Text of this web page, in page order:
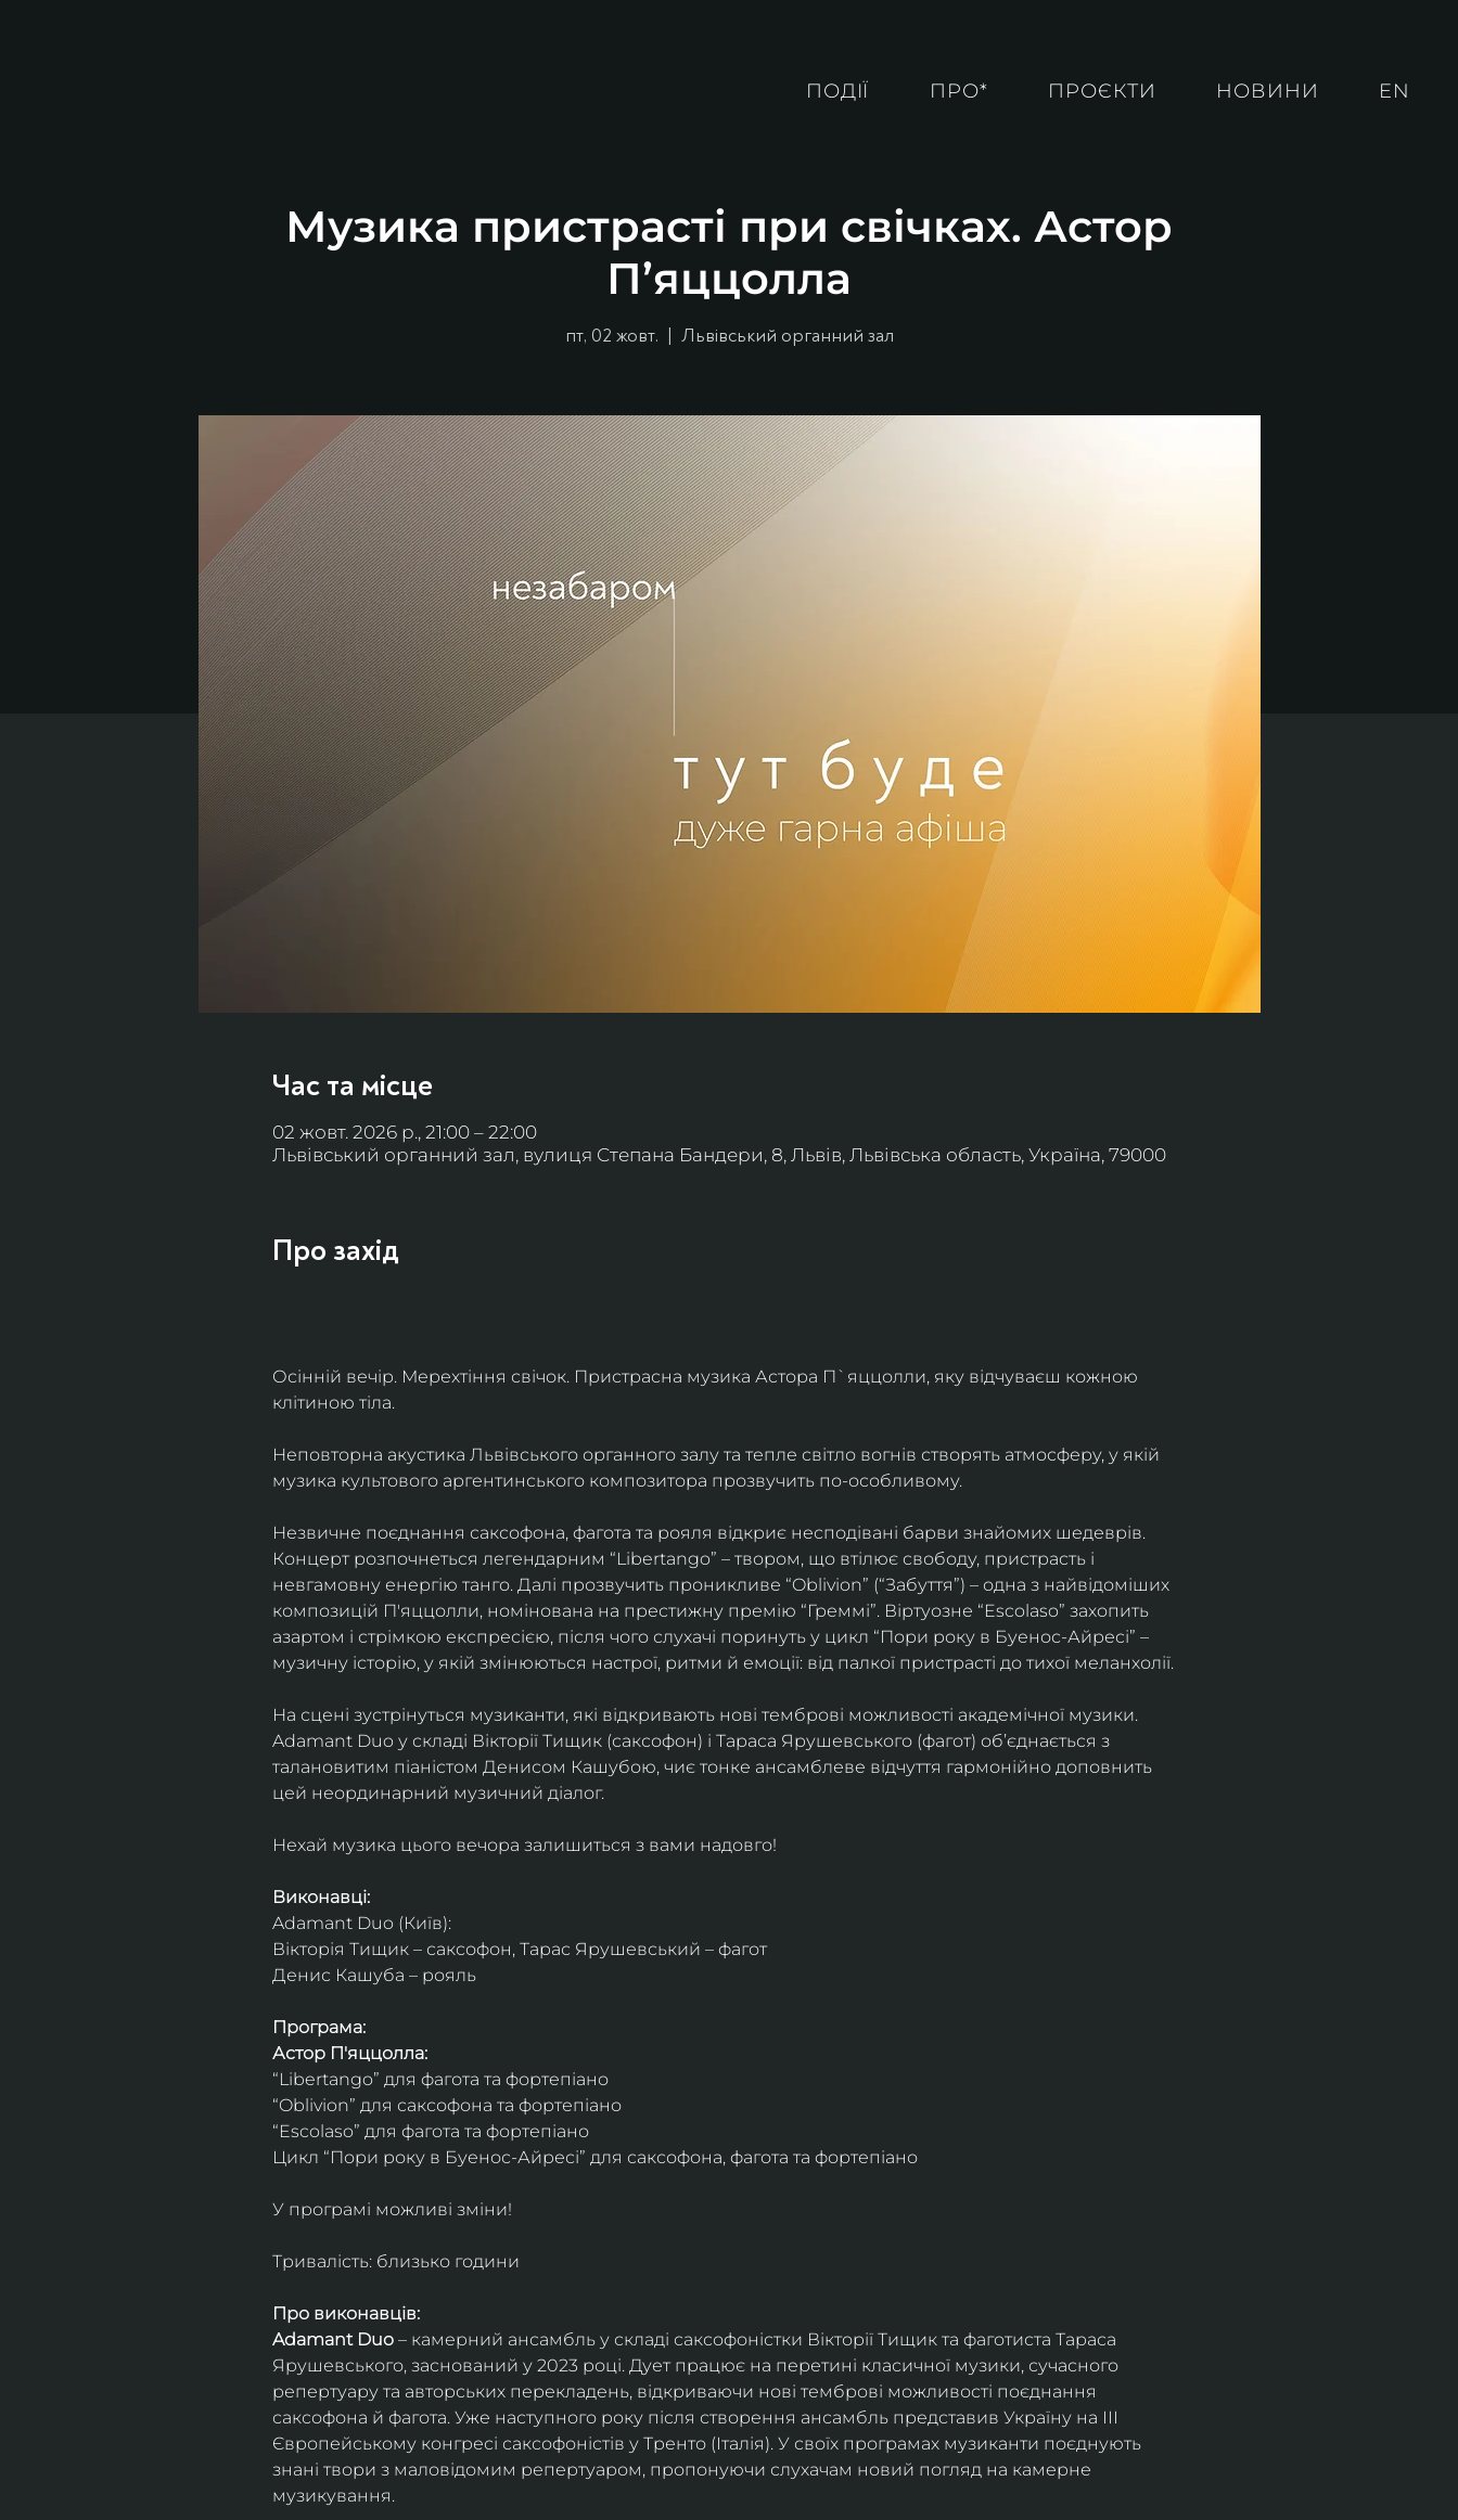
ПОДІЇ ПРО* ПРОЄКТИ НОВИНИ EN
Музика пристрасті при свічках. Астор
П’яццолла
пт, 02 жовт.
  |
Львівський органний зал
Час та місце
02 жовт. 2026 р., 21:00 – 22:00
Львівський органний зал, вулиця Степана Бандери, 8, Львів, Львівська область, Україна, 79000
Про захід
Осінній вечір. Мерехтіння свічок. Пристрасна музика Астора П`яццолли, яку відчуваєш кожною
клітиною тіла.
Неповторна акустика Львівського органного залу та тепле світло вогнів створять атмосферу, у якій
музика культового аргентинського композитора прозвучить по-особливому.
Незвичне поєднання саксофона, фагота та рояля відкриє несподівані барви знайомих шедеврів.
Концерт розпочнеться легендарним “Libertango” – твором, що втілює свободу, пристрасть і
невгамовну енергію танго. Далі прозвучить проникливе “Oblivion” (“Забуття”) – одна з найвідоміших
композицій П'яццолли, номінована на престижну премію “Греммі”. Віртуозне “Escolaso” захопить
азартом і стрімкою експресією, після чого слухачі поринуть у цикл “Пори року в Буенос-Айресі” –
музичну історію, у якій змінюються настрої, ритми й емоції: від палкої пристрасті до тихої меланхолії.
На сцені зустрінуться музиканти, які відкривають нові темброві можливості академічної музики.
Adamant Duo у складі Вікторії Тищик (саксофон) і Тараса Ярушевського (фагот) об’єднається з
талановитим піаністом Денисом Кашубою, чиє тонке ансамблеве відчуття гармонійно доповнить
цей неординарний музичний діалог.
Нехай музика цього вечора залишиться з вами надовго!
Виконавці:
Adamant Duo (Київ):
Вікторія Тищик – саксофон, Тарас Ярушевський – фагот
Денис Кашуба – рояль
Програма:
Астор П'яццолла:
“Libertango” для фагота та фортепіано
“Oblivion” для саксофона та фортепіано
“Escolaso” для фагота та фортепіано
Цикл “Пори року в Буенос-Айресі” для саксофона, фагота та фортепіано
У програмі можливі зміни!
Тривалість: близько години
Про виконавців:
Adamant Duo – камерний ансамбль у складі саксофоністки Вікторії Тищик та фаготиста Тараса
Ярушевського, заснований у 2023 році. Дует працює на перетині класичної музики, сучасного
репертуару та авторських перекладень, відкриваючи нові темброві можливості поєднання
саксофона й фагота. Уже наступного року після створення ансамбль представив Україну на ІІІ
Європейському конгресі саксофоністів у Тренто (Італія). У своїх програмах музиканти поєднують
знані твори з маловідомим репертуаром, пропонуючи слухачам новий погляд на камерне
музикування.